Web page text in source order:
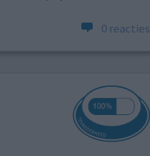
0 reacties